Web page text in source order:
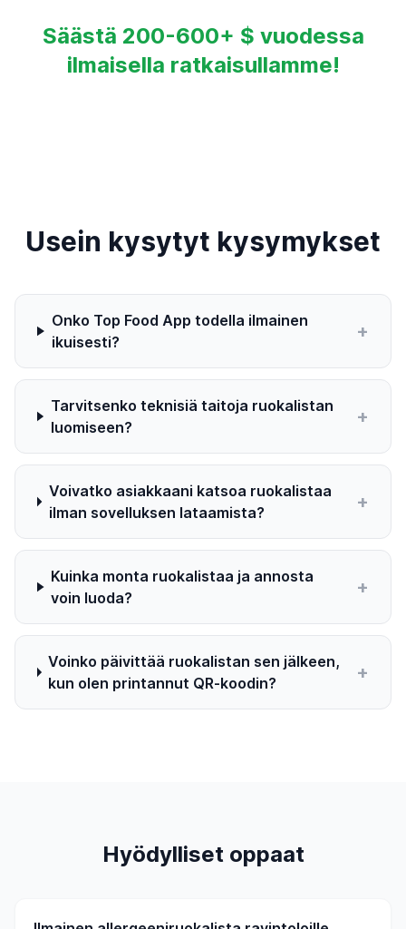
Säästä 200-600+ $ vuodessa
ilmaisella ratkaisullamme!
Usein kysytyt kysymykset
Onko Top Food App todella ilmainen
ikuisesti?
+
Tarvitsenko teknisiä taitoja ruokalistan
luomiseen?
+
Voivatko asiakkaani katsoa ruokalistaa
ilman sovelluksen lataamista?
+
Kuinka monta ruokalistaa ja annosta
voin luoda?
+
Voinko päivittää ruokalistan sen jälkeen,
kun olen printannut QR-koodin?
+
Hyödylliset oppaat